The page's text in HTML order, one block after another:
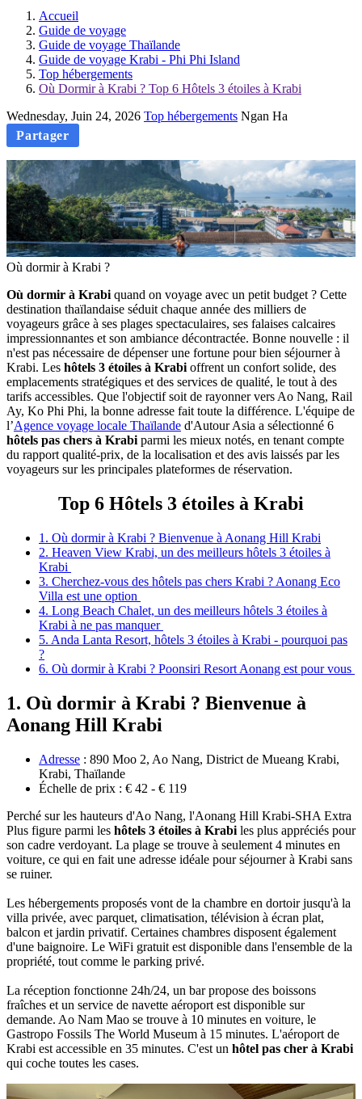
Accueil
Guide de voyage
Guide de voyage Thaïlande
Guide de voyage Krabi - Phi Phi Island
Top hébergements
Où Dormir à Krabi ? Top 6 Hôtels 3 étoiles à Krabi
Wednesday, Juin 24, 2026 Top hébergements Ngan Ha
Partager
Où dormir à Krabi ?
Où‎ dormir à Krabi quand on voyage avec un petit budget ? Cette
destination thaïlandaise séduit‎ chaque année des milliers de
voyageurs grâce à ses plages spectaculaires, ses falaises‎ calcaires
impressionnantes et son ambiance décontractée. Bonne nouvelle : il
n'est pas nécessaire de dépenser une fortune pour bien séjourner à
Krabi. Les hôtels 3 étoiles à Krabi‎ offrent un confort solide, des
emplacements stratégiques et des services de qualité, le tout à‎ des
tarifs accessibles. Que l'objectif soit de rayonner vers Ao Nang, Rail
Ay, Ko Phi Phi, la‎ bonne adresse fait toute la différence. L'équipe de
l’Agence voyage locale Thaïlande d'Autour‎ Asia a sélectionné 6
hôtels pas chers à Krabi parmi les mieux notés, en tenant compte‎
du rapport qualité-prix, de la localisation et des avis laissés par les
voyageurs sur les principales plateformes de réservation.
Top 6 Hôtels 3 étoiles à Krabi
1. Où dormir à Krabi ? Bienvenue à Aonang Hill Krabi
2. Heaven View Krabi, un des meilleurs hôtels 3 étoiles à
Krabi
3. Cherchez-vous des hôtels pas chers Krabi ? Aonang Eco
Villa est une option
4. Long Beach Chalet, un des meilleurs hôtels 3 étoiles à
Krabi à ne pas manquer
5. Anda Lanta Resort, hôtels 3 étoiles à Krabi - pourquoi pas
?
6. Où dormir à Krabi ? Poonsiri Resort Aonang est pour vous
1. Où dormir à Krabi ? Bienvenue à
Aonang Hill Krabi
Adresse : 890 Moo 2, Ao Nang, District de Mueang Krabi,
Krabi, Thaïlande
Échelle de prix : € 42 - € 119
Perché‎ sur les hauteurs d'Ao Nang, l'Aonang Hill Krabi-SHA Extra
Plus figure parmi les hôtels 3‎ étoiles à Krabi les plus appréciés pour
son cadre verdoyant. La plage se trouve à seulement 4 minutes en
voiture, ce qui en fait une adresse idéale pour séjourner à Krabi sans
se‎ ruiner.
Les hébergements proposés vont de la chambre en dortoir jusqu'à la
villa privée, avec parquet,‎ climatisation, télévision à écran plat,
balcon et jardin privatif. Certaines chambres disposent‎ également
d'une baignoire. Le WiFi gratuit est disponible dans l'ensemble de la
propriété,‎ tout comme le parking privé.
La réception fonctionne 24h/24, un bar propose des boissons
fraîches et un service de navette‎ aéroport est disponible sur
demande. Ao Nam Mao se trouve à 10 minutes en voiture,‎ le
Gastropo Fossils The World Museum à 15 minutes. L'aéroport de
Krabi est accessible‎ en 35 minutes. C'est un hôtel pas cher à Krabi
qui coche toutes les cases.